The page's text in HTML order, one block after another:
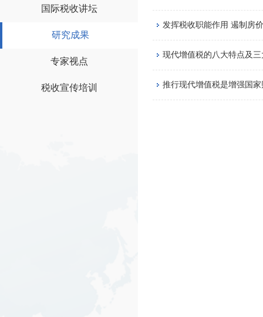
国际税收讲坛
研究成果
专家视点
税收宣传培训
发挥税收职能作用 遏制房
现代增值税的八大特点及
推行现代增值税是增强国